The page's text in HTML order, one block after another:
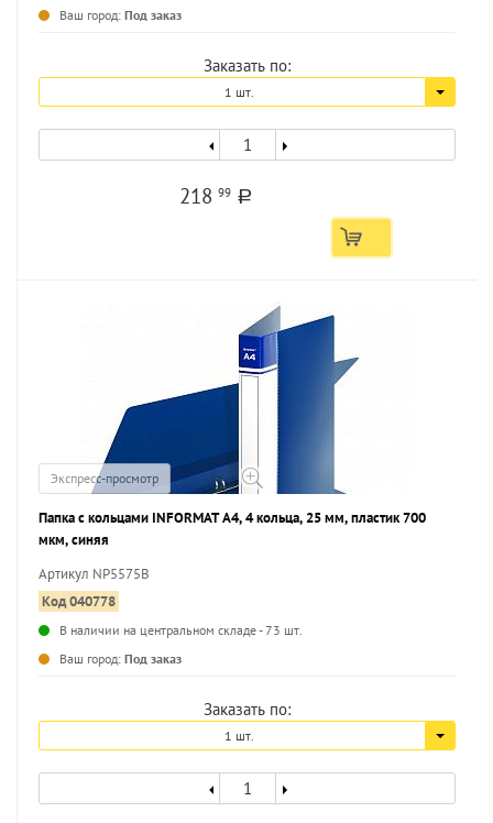
Ваш город: Под заказ
Заказать по:
1 шт.
21899 a
Экспресс-просмотр
Папка с кольцами INFORMAT А4, 4 кольца, 25 мм, пластик 700
мкм, синяя
Артикул NP5575B
Код 040778
В наличии на центральном складе - 73 шт.
Ваш город: Под заказ
Заказать по:
1 шт.